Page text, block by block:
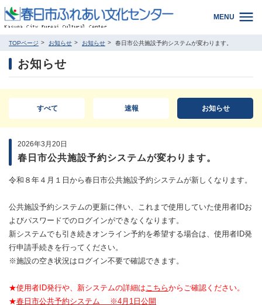
MENU
TOPページ お知らせ お知らせ 春日市公共施設予約システムが変わります。
お知らせ
すべて 速報 お知らせ
2026年3月20日
春日市公共施設予約システムが変わります。
令和８年４月１日から春日市公共施設予約システムが新しくなります。
公共施設予約システムの更新に伴い、これまで使用していた使用者IDお
よびパスワードでのログインができなくなります。
新システムでも引き続きオンライン予約を希望する場合は、使用者ID発
行申請手続きを行ってください。
※施設の空き状況はログイン不要で確認できます。
★使用者ID発行や、新システムの詳細はこちらからご確認ください。
★春日市公共予約システム ※4月1日公開